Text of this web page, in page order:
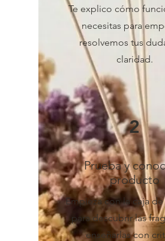
Te explico cómo
necesitas para
resolvemos tus
claridad.
2
Prueba y
producto
Empieza con la caja
para descubrir las
enseñarlas con